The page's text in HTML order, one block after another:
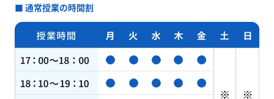
■ 通常授業の時間割